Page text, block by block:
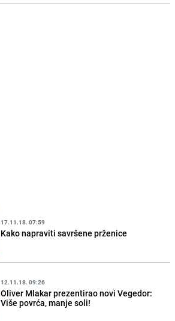
17.11.18. 07:59
Kako napraviti savršene prženice
12.11.18. 09:26
Oliver Mlakar prezentirao novi Vegedor:
Više povrća, manje soli!